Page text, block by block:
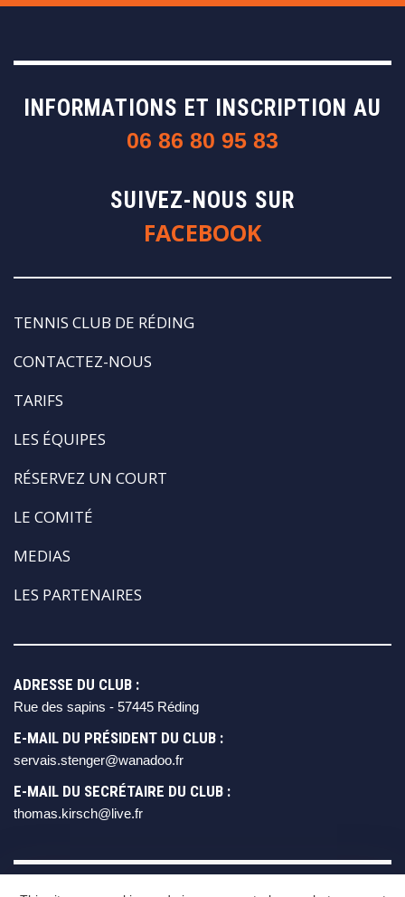
INFORMATIONS ET INSCRIPTION AU
06 86 80 95 83
SUIVEZ-NOUS SUR
FACEBOOK
TENNIS CLUB DE RÉDING
CONTACTEZ-NOUS
TARIFS
LES ÉQUIPES
RÉSERVEZ UN COURT
LE COMITÉ
MEDIAS
LES PARTENAIRES
ADRESSE DU CLUB :
Rue des sapins - 57445 Réding
E-MAIL DU PRÉSIDENT DU CLUB :
servais.stenger@wanadoo.fr
E-MAIL DU SECRÉTAIRE DU CLUB :
thomas.kirsch@live.fr